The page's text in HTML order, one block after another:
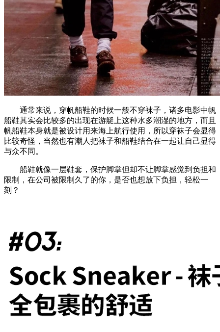
通常来说，穿帆船鞋的时候一般不穿袜子，诸多电影中帆
船鞋其实会比较多的出现在游艇上这种水多潮湿的地方，而且
帆船鞋本身就是被设计用来海上航行使用，所以穿袜子会显得
比较奇怪，当然也有潮人把袜子和船鞋结合在一起让自己显得
与众不同。
船鞋就像一层鞋套，保护脚掌但却不让脚掌感觉到负担和
限制，在公司被限制久了的你，是否也想放下负担，轻松一
刻？